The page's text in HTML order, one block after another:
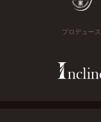
プロデュース